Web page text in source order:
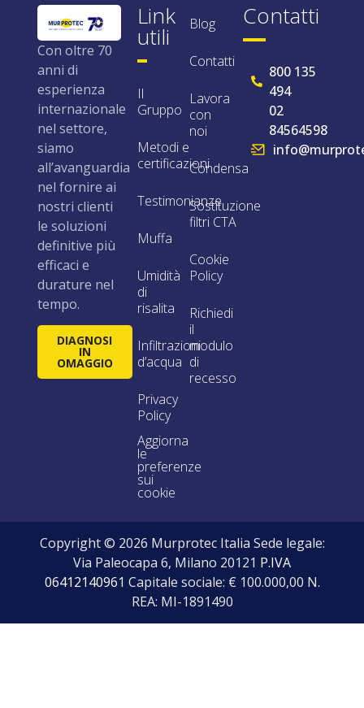
Con oltre 70
anni di
esperienza
internazionale
nel settore,
siamo
all’avanguardia
nel fornire ai
nostri clienti
le soluzioni
definitive più
efficaci e
durature nel
tempo.
DIAGNOSI
IN
OMAGGIO
Link
utili
Il
Gruppo
Metodi e
certificazioni
Testimonianze
Muffa
Umidità
di
risalita
Infiltrazioni
d’acqua
Privacy
Policy
Aggiorna
le
preferenze
sui
cookie
Blog
Contatti
Lavora
con
noi
Condensa
Sostituzione
filtri CTA
Cookie
Policy
Richiedi
il
modulo
di
recesso
Contatti
800 135
494
02
84564598
Copyright © 2026 Murprotec Italia Sede legale:
Via Paleocapa 6, Milano 20121 P.IVA
06412140961 Capitale sociale: € 100.000,00 N.
REA: MI-1891490